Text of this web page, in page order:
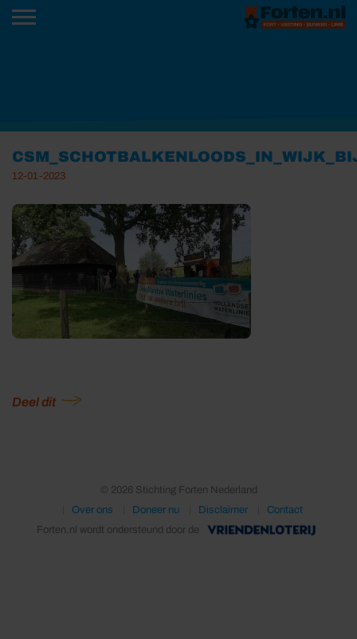
12-01-2023
Deel dit
© 2026 Stichting Forten Nederland
Over ons
Doneer nu Disclaimer
Contact
Forten.nl wordt ondersteund door de